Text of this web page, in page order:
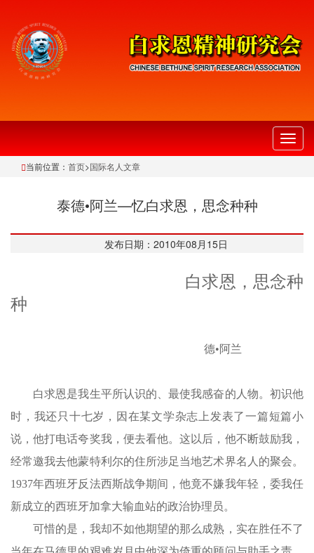
切
换
当前位置： 首页>国际名人文章
泰德•阿兰—忆白求恩，思念种种
发布日期：2010年08月15日
白求恩，思念种
种
德•阿兰
白求恩是我生平所认识的、最使我感奋的人物。初识他
时，我还只十七岁，因在某文学杂志上发表了一篇短篇小
说，他打电话夸奖我，便去看他。这以后，他不断鼓励我，
经常邀我去他蒙特利尔的住所涉足当地艺术界名人的聚会。
1937年西班牙反法西斯战争期间，他竟不嫌我年轻，委我任
新成立的西班牙加拿大输血站的政治协理员。
可惜的是，我却不如他期望的那么成熟，实在胜任不了